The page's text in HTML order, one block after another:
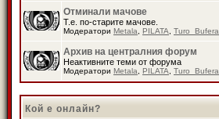
Отминали мачове
Т.е. по-старите мачове.
Модератори Metala PILATA Turo_Bufera
Архив на централния форум
Неактивните теми от форума
Модератори Metala PILATA Turo_Bufera
Кой е онлайн?